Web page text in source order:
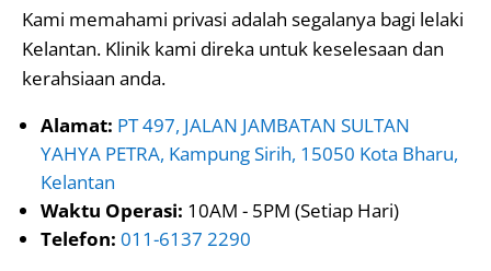
Kami memahami privasi adalah segalanya bagi lelaki
Kelantan. Klinik kami direka untuk keselesaan dan
kerahsiaan anda.
Alamat: PT 497, JALAN JAMBATAN SULTAN
YAHYA PETRA, Kampung Sirih, 15050 Kota Bharu,
Kelantan
Waktu Operasi: 10AM - 5PM (Setiap Hari)
Telefon: 011-6137 2290